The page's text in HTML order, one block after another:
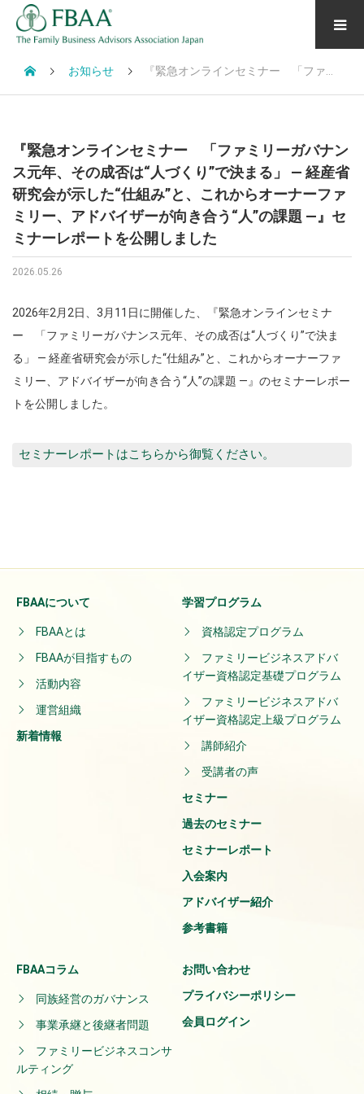
お知らせ 『緊急オンラインセミナー 「ファミリーガバナンス元年、その成否は“人づくり”で決まる」 ― 経産省研究会が示した“仕組み”と、これからオーナーファミリー、アドバイザーが向き合う“人”の課題 ―』セミナーレポートを公開しました
『緊急オンラインセミナー 「ファミリーガバナン
ス元年、その成否は“人づくり”で決まる」 ― 経産省
研究会が示した“仕組み”と、これからオーナーファ
ミリー、アドバイザーが向き合う“人”の課題 ―』セ
ミナーレポートを公開しました
2026.05.26
2026年2月2日、3月11日に開催した、『緊急オンラインセミナ
ー 「ファミリーガバナンス元年、その成否は“人づくり”で決ま
る」 ― 経産省研究会が示した“仕組み”と、これからオーナーファ
ミリー、アドバイザーが向き合う“人”の課題 ―』のセミナーレポー
トを公開しました。
セミナーレポートはこちらから御覧ください。
FBAAについて
FBAAとは
FBAAが目指すもの
活動内容
運営組織
新着情報
学習プログラム
資格認定プログラム
ファミリービジネスアドバ
イザー資格認定基礎プログラム
ファミリービジネスアドバ
イザー資格認定上級プログラム
講師紹介
受講者の声
セミナー
過去のセミナー
セミナーレポート
入会案内
アドバイザー紹介
参考書籍
FBAAコラム
同族経営のガバナンス
事業承継と後継者問題
ファミリービジネスコンサ
ルティング
お問い合わせ
プライバシーポリシー
会員ログイン